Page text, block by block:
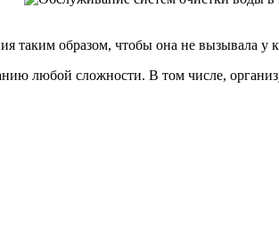
таким образом, чтобы она не вызывала у
любой сложности. В том числе,